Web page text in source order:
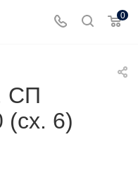
0
СП
(сх. 6)